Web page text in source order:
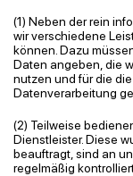
(1) Neben der rein
wir verschiedene
können. Dazu
Daten angeben, die
nutzen und für die
Datenverarbeitung
(2) Teilweise
Dienstleister. Diese
beauftragt, sind an
regelmäßig